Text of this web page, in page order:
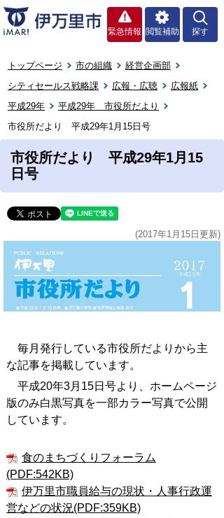
緊急情報 閲覧補助 探す
トップページ 市の組織
経営企画部
シティセールス戦略課
広報・広聴
広報紙
平成29年
平成29年 市役所だより
市役所だより 平成29年1月15日号
市役所だより 平成29年1月15
日号
(2017年1月15日更新)
毎月発行している市役所だよりから主
な記事を掲載しています。
平成20年3月15日号より、ホームページ
版のみ白黒写真を一部カラー写真で公開
しています。
食のまちづくりフォーラム
(PDF:542KB)
伊万里市職員給与の現状・人事行政運
営などの状況(PDF:359KB)